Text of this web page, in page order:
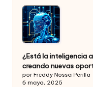
¿Está la inteligencia
creando nuevas
por Freddy Nossa Perilla
6 mayo, 2025